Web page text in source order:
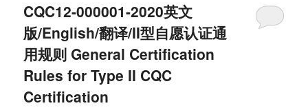
CQC12-000001-2020英文
版/English/翻译/II型自愿认证通
用规则 General Certification
Rules for Type II CQC
Certification